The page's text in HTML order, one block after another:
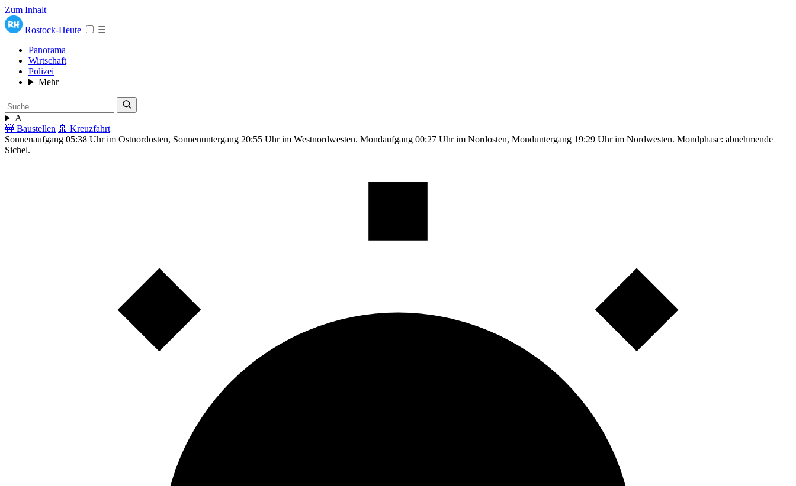
Zum Inhalt
Rostock-Heute
☰
Panorama
Wirtschaft
Polizei
Mehr
A
🚧 Baustellen 🚢 Kreuzfahrt
Sonnenaufgang 05:38 Uhr im Ostnordosten, Sonnenuntergang 20:55 Uhr im Westnordwesten. Mondaufgang 00:27 Uhr im Nordosten, Monduntergang 19:29 Uhr im Nordwesten. Mondphase: abnehmende
Sichel.